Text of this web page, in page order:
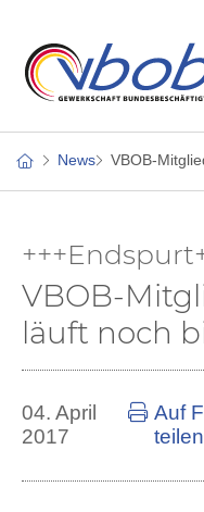
News VBOB-
VBOB-
läuft noch
04. April
2017
Auf
teilen